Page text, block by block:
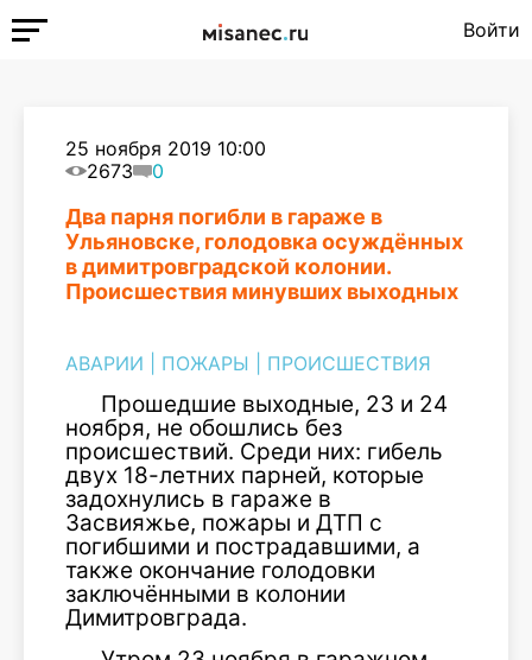
Войти
25 ноября 2019 10:00
2673
0
Два парня погибли в гараже в
Ульяновске, голодовка осуждённых
в димитровградской колонии.
Происшествия минувших выходных
АВАРИИ ПОЖАРЫ ПРОИСШЕСТВИЯ
Прошедшие выходные, 23 и 24
ноября, не обошлись без
происшествий. Среди них: гибель
двух 18-летних парней, которые
задохнулись в гараже в
Засвияжье, пожары и ДТП с
погибшими и пострадавшими, а
также окончание голодовки
заключёнными в колонии
Димитровграда.